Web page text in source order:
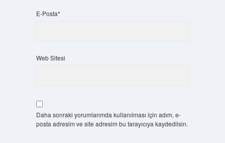
E-Posta*
Web Sitesi
Daha sonraki yorumlarımda kullanılması için adım, e-
posta adresim ve site adresim bu tarayıcıya kaydedilsin.